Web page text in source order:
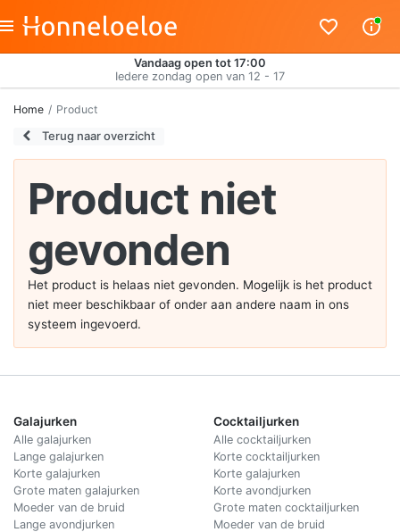
Vandaag open tot 17:00
Iedere zondag open van 12 - 17
Home Product
Terug naar overzicht
Product niet
gevonden
Het product is helaas niet gevonden. Mogelijk is het product
niet meer beschikbaar of onder aan andere naam in ons
systeem ingevoerd.
Galajurken
Alle galajurken
Lange galajurken
Korte galajurken
Grote maten galajurken
Moeder van de bruid
Lange avondjurken
Cocktailjurken
Alle cocktailjurken
Korte cocktailjurken
Korte galajurken
Korte avondjurken
Grote maten cocktailjurken
Moeder van de bruid